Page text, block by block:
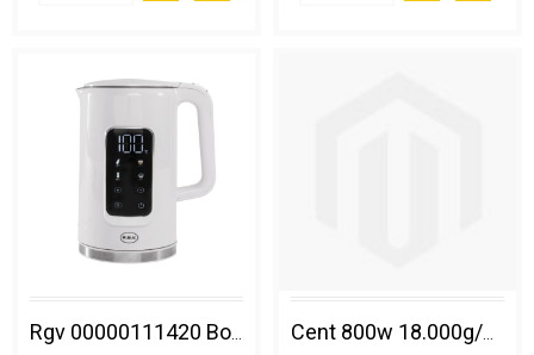
Rgv 00000111420 Bollitore Elettrico 1,7 L 2200 W Nero, Bianco Cent 800w 18.000g/m 75mm 1l 5lv Inx